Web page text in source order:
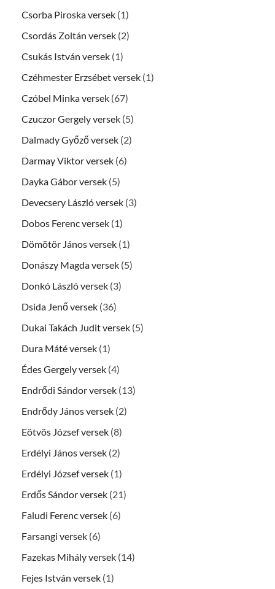
Csorba Piroska versek (1)
Csordás Zoltán versek (2)
Csukás István versek (1)
Czéhmester Erzsébet versek (1)
Czóbel Minka versek (67)
Czuczor Gergely versek (5)
Dalmady Győző versek (2)
Darmay Viktor versek (6)
Dayka Gábor versek (5)
Devecsery László versek (3)
Dobos Ferenc versek (1)
Dömötör János versek (1)
Donászy Magda versek (5)
Donkó László versek (3)
Dsida Jenő versek (36)
Dukai Takách Judit versek (5)
Dura Máté versek (1)
Édes Gergely versek (4)
Endrődi Sándor versek (13)
Endrődy János versek (2)
Eötvös József versek (8)
Erdélyi János versek (2)
Erdélyi József versek (1)
Erdős Sándor versek (21)
Faludi Ferenc versek (6)
Farsangi versek (6)
Fazekas Mihály versek (14)
Fejes István versek (1)